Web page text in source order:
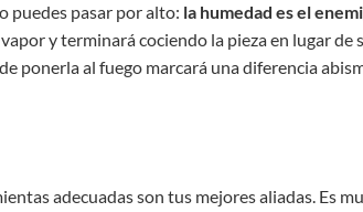
puedes pasar por alto: la humedad es el
y terminará cociendo la pieza en lugar de
ponerla al fuego marcará una diferencia
adecuadas son tus mejores aliadas. Es